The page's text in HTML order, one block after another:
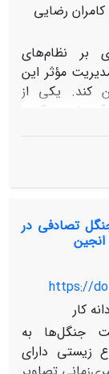
کامران رضایی
بر نظام‌های
مؤثر این
کند. یکی از
برای سازگاری
ظرفیت
همبست آب-
می‌شود که موجب
پژوهش، از مدل
نهادی
ظرفیت یادگیری، 3) ظرفیت واکنش خودسازگارانه، 4) ویژگی‌
است. برای انجام این
بررسی، پس از تحلیل نظام کشاورزی و شناسایی 27
در بین این
برای
تصادفی در
https://
کار
جنگل‌ها به
زیستی دارای